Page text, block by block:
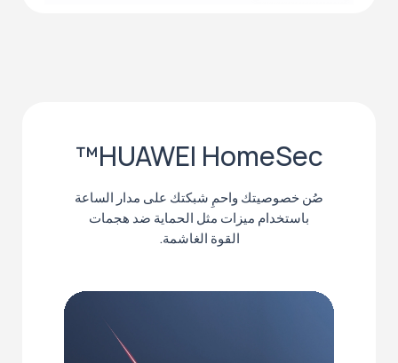
HUAWEI HomeSec™
صُن خصوصيتك واحمِ شبكتك على مدار الساعة
باستخدام ميزات مثل الحماية ضد هجمات
القوة الغاشمة.